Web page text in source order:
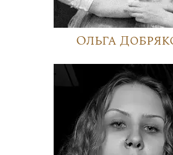
Ольга